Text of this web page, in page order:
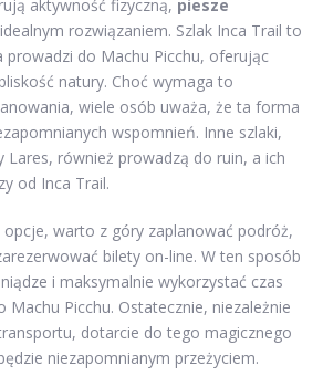
aktywność fizyczną, piesze
rozwiązaniem. Szlak Inca Trail to
prowadzi do Machu Picchu, oferując
natury. Choć wymaga to
wiele osób uważa, że ta forma
wspomnień. Inne szlaki,
Lares, również prowadzą do ruin, a ich
od Inca Trail.
opcje, warto z góry zaplanować podróż,
bilety on-line. W ten sposób
i maksymalnie wykorzystać czas
Machu Picchu. Ostatecznie, niezależnie
dotarcie do tego magicznego
niezapomnianym przeżyciem.